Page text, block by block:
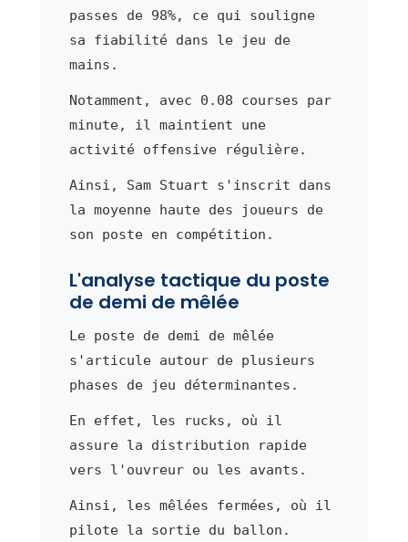
passes de 98%, ce qui souligne
sa fiabilité dans le jeu de
mains.
Notamment, avec 0.08 courses par
minute, il maintient une
activité offensive régulière.
Ainsi, Sam Stuart s'inscrit dans
la moyenne haute des joueurs de
son poste en compétition.
L'analyse tactique du poste
de demi de mêlée
Le poste de demi de mêlée
s'articule autour de plusieurs
phases de jeu déterminantes.
En effet, les rucks, où il
assure la distribution rapide
vers l'ouvreur ou les avants.
Ainsi, les mêlées fermées, où il
pilote la sortie du ballon.